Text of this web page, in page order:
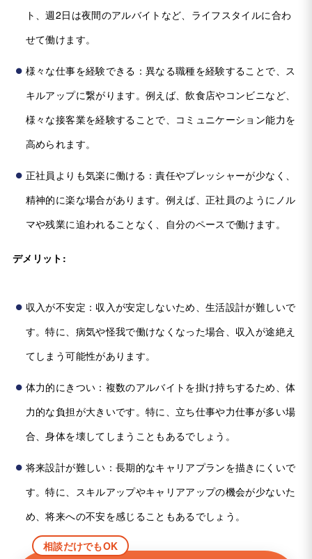
ト、週2日は夜間のアルバイトなど、ライフスタイルに合わ
せて働けます。
様々な仕事を経験できる：異なる職種を経験することで、ス
キルアップに繋がります。例えば、飲食店やコンビニなど、
様々な接客業を経験することで、コミュニケーション能力を
高められます。
正社員よりも気楽に働ける：責任やプレッシャーが少なく、
精神的に楽な場合があります。例えば、正社員のようにノル
マや残業に追われることなく、自分のペースで働けます。
デメリット:
収入が不安定：収入が安定しないため、生活設計が難しいで
す。特に、病気や怪我で働けなくなった場合、収入が途絶え
てしまう可能性があります。
体力的にきつい：複数のアルバイトを掛け持ちするため、体
力的な負担が大きいです。特に、立ち仕事や力仕事が多い場
合、身体を壊してしまうこともあるでしょう。
将来設計が難しい：長期的なキャリアプランを描きにくいで
す。特に、スキルアップやキャリアアップの機会が少ないた
め、将来への不安を感じることもあるでしょう。
相談だけでもOK